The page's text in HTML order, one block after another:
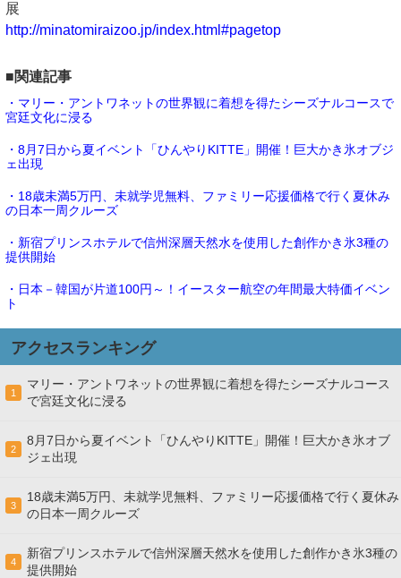
展
http://minatomiraizoo.jp/index.html#pagetop
■関連記事
・マリー・アントワネットの世界観に着想を得たシーズナルコースで
宮廷文化に浸る
・8月7日から夏イベント「ひんやりKITTE」開催！巨大かき氷オブジ
ェ出現
・18歳未満5万円、未就学児無料、ファミリー応援価格で行く夏休み
の日本一周クルーズ
・新宿プリンスホテルで信州深層天然水を使用した創作かき氷3種の
提供開始
・日本－韓国が片道100円～！イースター航空の年間最大特価イベン
ト
アクセスランキング
1
マリー・アントワネットの世界観に着想を得たシーズナルコース
で宮廷文化に浸る
2
8月7日から夏イベント「ひんやりKITTE」開催！巨大かき氷オブ
ジェ出現
3
18歳未満5万円、未就学児無料、ファミリー応援価格で行く夏休み
の日本一周クルーズ
4
新宿プリンスホテルで信州深層天然水を使用した創作かき氷3種の
提供開始